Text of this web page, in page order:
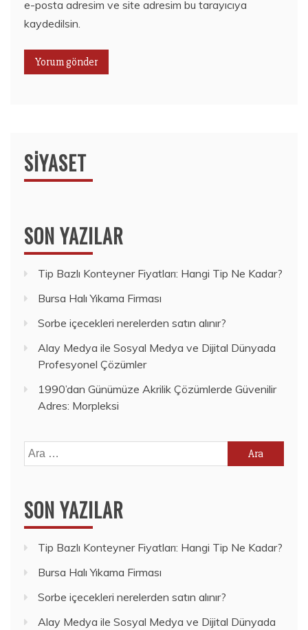
e-posta adresim ve site adresim bu tarayıcıya
kaydedilsin.
SIYASET
SON YAZILAR
Tip Bazlı Konteyner Fiyatları: Hangi Tip Ne Kadar?
Bursa Halı Yıkama Firması
Sorbe içecekleri nerelerden satın alınır?
Alay Medya ile Sosyal Medya ve Dijital Dünyada
Profesyonel Çözümler
1990’dan Günümüze Akrilik Çözümlerde Güvenilir
Adres: Morpleksi
Arama:
SON YAZILAR
Tip Bazlı Konteyner Fiyatları: Hangi Tip Ne Kadar?
Bursa Halı Yıkama Firması
Sorbe içecekleri nerelerden satın alınır?
Alay Medya ile Sosyal Medya ve Dijital Dünyada